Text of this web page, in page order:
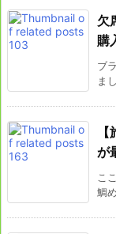
欠
購
ブ
ま
が
こ
鯛